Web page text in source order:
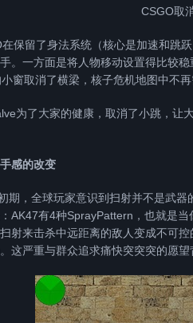
CSGO取
留了身法系统（核心是加速和跳跃
。一方面是将人物移动设置得比较
窗取消了横梁，核子危机地图中不
了大家的健康，取消了小跳，让大
感的改变
，全球玩家意识到扫射并不是武器
AK47有4种SprayPattern，也就是
射来击杀中远距离的敌人变成不可
这严重与群众追求痛快突突突的愿望